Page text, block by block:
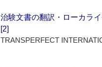
治験文書の翻訳・ローカラ
[2]
TRANSPERFECT